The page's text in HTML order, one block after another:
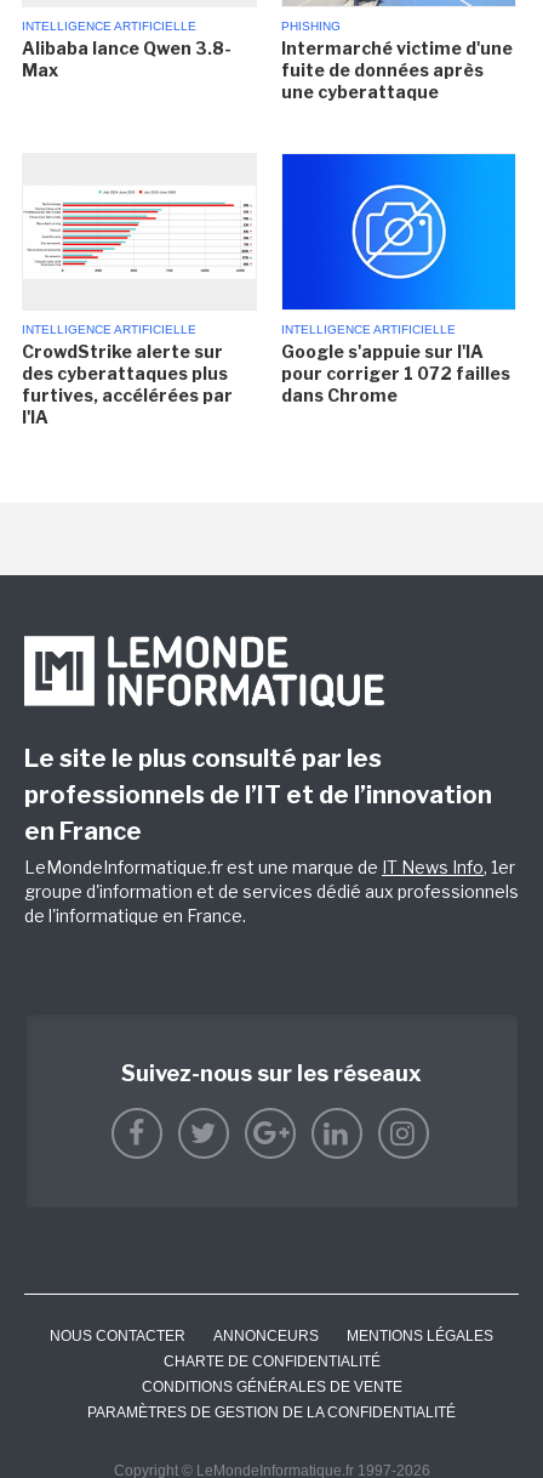
INTELLIGENCE ARTIFICIELLE
Alibaba lance Qwen 3.8-
Max
PHISHING
Intermarché victime d'une
fuite de données après
une cyberattaque
INTELLIGENCE ARTIFICIELLE
CrowdStrike alerte sur
des cyberattaques plus
furtives, accélérées par
l'IA
INTELLIGENCE ARTIFICIELLE
Google s'appuie sur l'IA
pour corriger 1 072 failles
dans Chrome
Le site le plus consulté par les
professionnels de l’IT et de l’innovation
en France
LeMondeInformatique.fr est une marque de IT News Info, 1er
groupe d'information et de services dédié aux professionnels
de l'informatique en France.
Suivez-nous sur les réseaux
NOUS CONTACTER ANNONCEURS
MENTIONS LÉGALES
CHARTE DE CONFIDENTIALITÉ
CONDITIONS GÉNÉRALES DE VENTE
PARAMÈTRES DE GESTION DE LA CONFIDENTIALITÉ
Copyright © LeMondeInformatique.fr 1997-2026